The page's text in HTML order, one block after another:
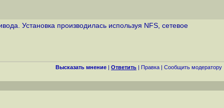
Установка производилась используя NFS, сетевое
Высказать мнение | Ответить | Правка | Cообщить модератору